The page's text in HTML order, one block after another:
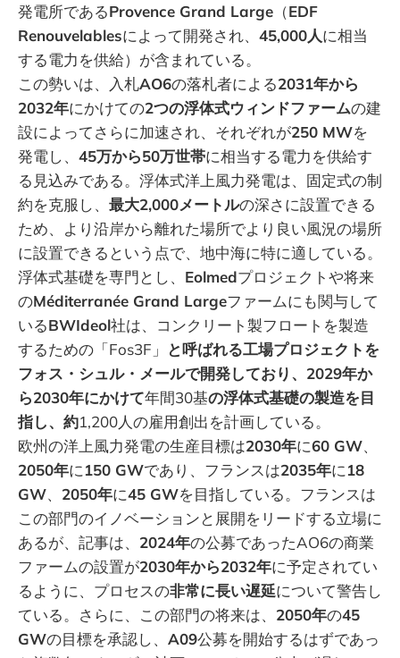
発電所であるProvence Grand Large （EDF
Renouvelablesによって開発され、 45,000人に相当
する電力を供給）が含まれている。
この勢いは、入札AO6の落札者による2031年から
2032年にかけての2つの浮体式ウィンドファームの建
設によってさらに加速され、それぞれが250 MWを
発電し、 45万から50万世帯に相当する電力を供給す
る見込みである。浮体式洋上風力発電は、固定式の制
約を克服し、 最大2,000メートルの深さに設置できる
ため、より沿岸から離れた場所でより良い風況の場所
に設置できるという点で、地中海に特に適している。
浮体式基礎を専門とし、 Eolmedプロジェクトや将来
のMéditerranée Grand Largeファームにも関与して
いるBWIdeol社は、コンクリート製フロートを製造
するための「Fos3F」
と呼ばれる工場プロジェクトを
フォス・シュル・メールで開発しており、2029年か
ら2030年にかけて年間30基の浮体式基礎の製造を目
指し、約1,200人の雇用創出を計画している。
欧州の洋上風力発電の生産目標は2030年に60 GW、
2050年に150 GWであり、フランスは2035年に18
GW、 2050年に45 GWを目指している。フランスは
この部門のイノベーションと展開をリードする立場に
あるが、記事は、 2024年の公募であったAO6の商業
ファームの設置が2030年から2032年に予定されてい
るように、プロセスの非常に長い遅延について警告し
ている。さらに、この部門の将来は、 2050年の45
GWの目標を承認し、 A09公募を開始するはずであっ